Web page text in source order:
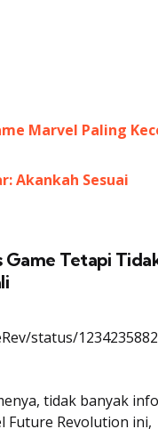
Marvel Paling
Akankah Sesuai
Game Tetapi
status/
tidak banyak info
Future Revolution ini,